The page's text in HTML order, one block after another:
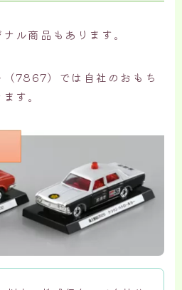
ル商品もあります。
7867）では自社のおもち
す。